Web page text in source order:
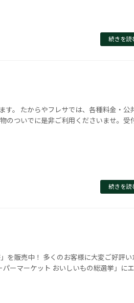
続きを読
す。 たからやフレサでは、各種料金・公
のついでに是非ご利用くださいませ。受
続きを読
を販売中！ 多くのお客様に大変ご好評い
ーマーケット おいしいもの総選挙」に